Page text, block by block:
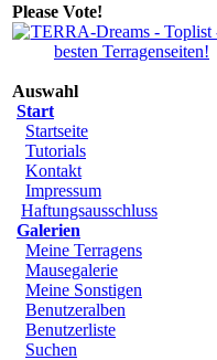
Please Vote!
Auswahl
Start
Startseite
Tutorials
Kontakt
Impressum
Haftungsausschluss
Galerien
Meine Terragens
Mausegalerie
Meine Sonstigen
Benutzeralben
Benutzerliste
Suchen